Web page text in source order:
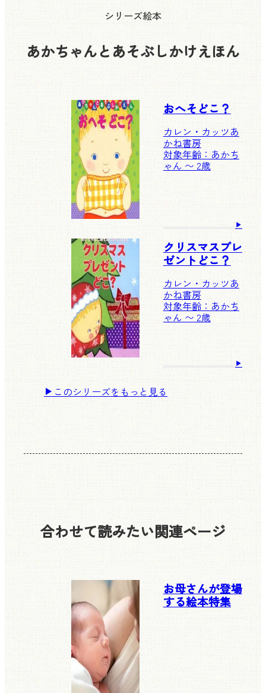
シリーズ絵本
あかちゃんとあそぶしかけえほん
おへそどこ？
カレン・カッツあ
かね書房
対象年齢：あかち
ゃん 〜 2歳
クリスマスプレ
ゼントどこ？
カレン・カッツあ
かね書房
対象年齢：あかち
ゃん 〜 2歳
このシリーズをもっと見る
合わせて読みたい関連ページ
お母さんが登場
する絵本特集